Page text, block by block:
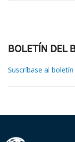
BOLETÍN DEL
Suscríbase al